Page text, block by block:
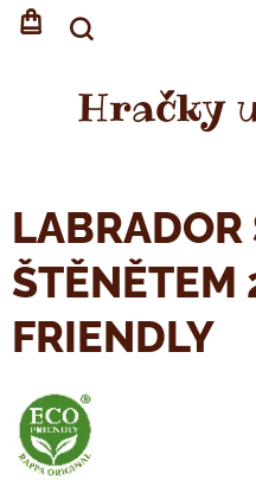
Hračky
LABRADOR
ŠTĚNĚTEM
FRIENDLY